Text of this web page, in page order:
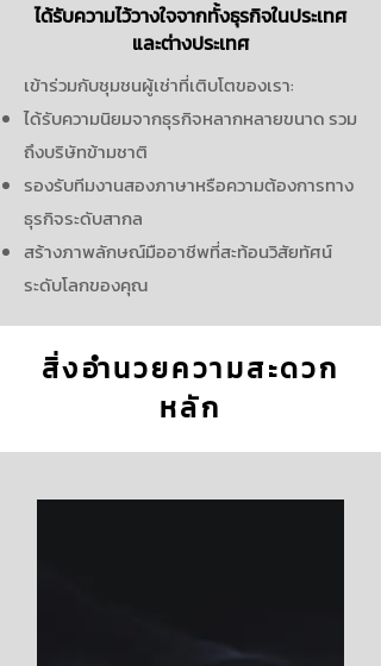
ได้รับความไว้วางใจจากทั้งธุรกิจในประเทศ
และต่างประเทศ
เข้าร่วมกับชุมชนผู้เช่าที่เติบโตของเรา:
ได้รับความนิยมจากธุรกิจหลากหลายขนาด รวม
ถึงบริษัทข้ามชาติ
รองรับทีมงานสองภาษาหรือความต้องการทาง
ธุรกิจระดับสากล
สร้างภาพลักษณ์มืออาชีพที่สะท้อนวิสัยทัศน์
ระดับโลกของคุณ
สิ่งอำนวยความสะดวก
หลัก